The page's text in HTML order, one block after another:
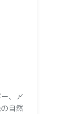
、ア
自然